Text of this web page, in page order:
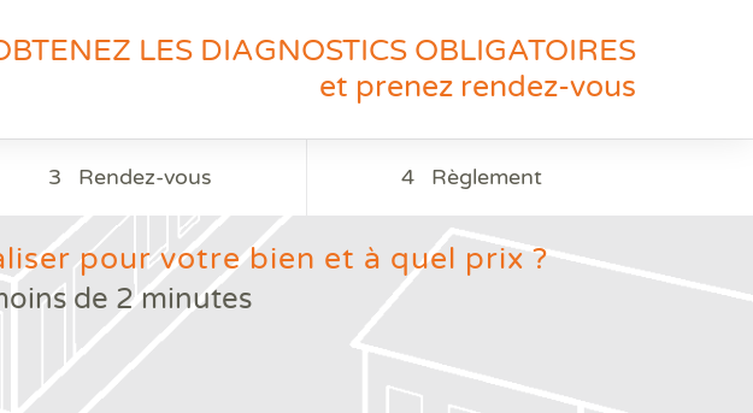
LES DIAGNOSTICS OBLIGATOIRES
et prenez rendez-vous
3 Rendez-vous 4 Règlement
pour votre bien et à quel prix ?
de 2 minutes